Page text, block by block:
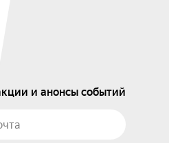
и анонсы событий